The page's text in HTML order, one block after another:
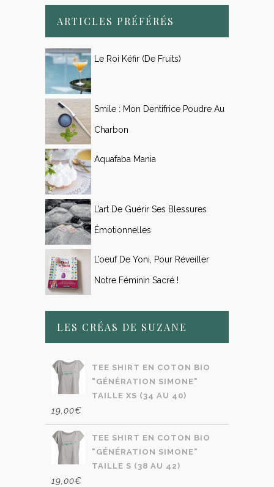
ARTICLES PRÉFÉRÉS
Le Roi Kéfir (de Fruits)
Smile : Mon Dentifrice Poudre Au
Charbon
Aquafaba Mania
L’art De Guérir Ses Blessures
Émotionnelles
L’oeuf De Yoni, Pour Réveiller
Notre Féminin Sacré !
LES CRÉAS DE SUZANE
TEE SHIRT EN COTON BIO
"GÉNÉRATION SIMONE"
TAILLE XS (34 AU 40)
19,00€
TEE SHIRT EN COTON BIO
"GÉNÉRATION SIMONE"
TAILLE S (38 AU 42)
19,00€